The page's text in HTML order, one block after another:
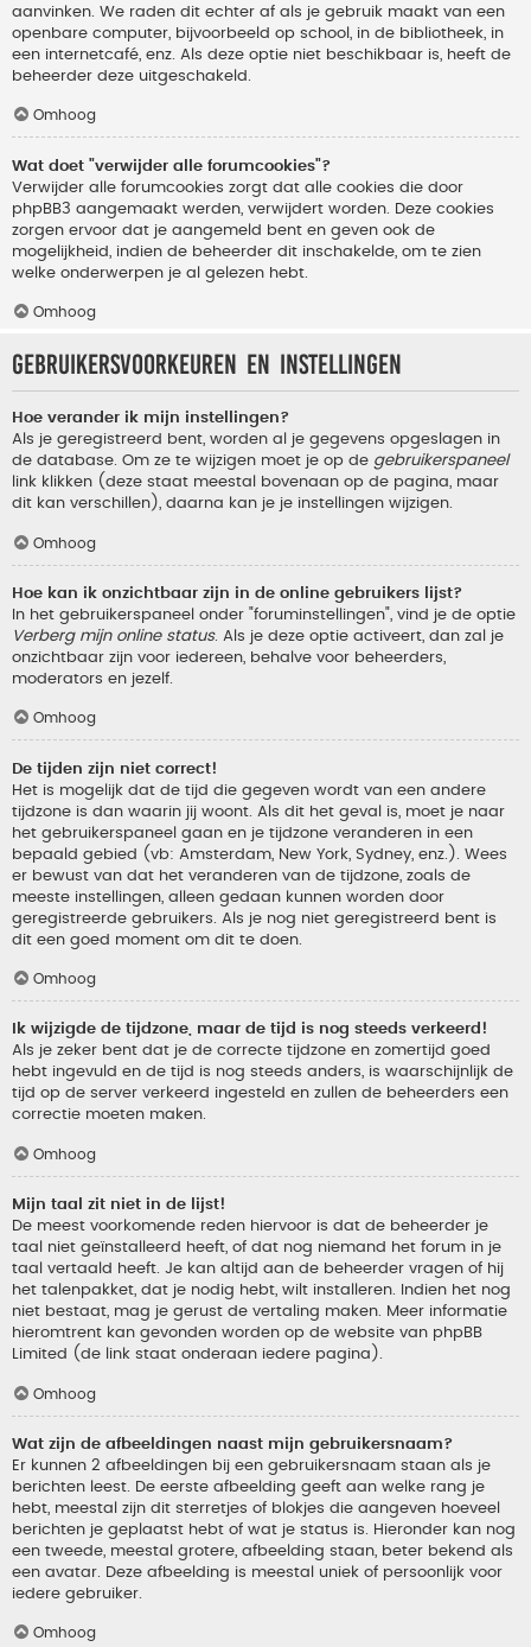
aanvinken. We raden dit echter af als je gebruik maakt van een
openbare computer, bijvoorbeeld op school, in de bibliotheek, in
een internetcafé, enz. Als deze optie niet beschikbaar is, heeft de
beheerder deze uitgeschakeld.
Omhoog
Wat doet "verwijder alle forumcookies"?
Verwijder alle forumcookies zorgt dat alle cookies die door
phpBB3 aangemaakt werden, verwijdert worden. Deze cookies
zorgen ervoor dat je aangemeld bent en geven ook de
mogelijkheid, indien de beheerder dit inschakelde, om te zien
welke onderwerpen je al gelezen hebt.
Omhoog
Gebruikersvoorkeuren en instellingen
Hoe verander ik mijn instellingen?
Als je geregistreerd bent, worden al je gegevens opgeslagen in
de database. Om ze te wijzigen moet je op de gebruikerspaneel
link klikken (deze staat meestal bovenaan op de pagina, maar
dit kan verschillen), daarna kan je je instellingen wijzigen.
Omhoog
Hoe kan ik onzichtbaar zijn in de online gebruikers lijst?
In het gebruikerspaneel onder "foruminstellingen", vind je de optie
Verberg mijn online status. Als je deze optie activeert, dan zal je
onzichtbaar zijn voor iedereen, behalve voor beheerders,
moderators en jezelf.
Omhoog
De tijden zijn niet correct!
Het is mogelijk dat de tijd die gegeven wordt van een andere
tijdzone is dan waarin jij woont. Als dit het geval is, moet je naar
het gebruikerspaneel gaan en je tijdzone veranderen in een
bepaald gebied (vb: Amsterdam, New York, Sydney, enz.). Wees
er bewust van dat het veranderen van de tijdzone, zoals de
meeste instellingen, alleen gedaan kunnen worden door
geregistreerde gebruikers. Als je nog niet geregistreerd bent is
dit een goed moment om dit te doen.
Omhoog
Ik wijzigde de tijdzone, maar de tijd is nog steeds verkeerd!
Als je zeker bent dat je de correcte tijdzone en zomertijd goed
hebt ingevuld en de tijd is nog steeds anders, is waarschijnlijk de
tijd op de server verkeerd ingesteld en zullen de beheerders een
correctie moeten maken.
Omhoog
Mijn taal zit niet in de lijst!
De meest voorkomende reden hiervoor is dat de beheerder je
taal niet geïnstalleerd heeft, of dat nog niemand het forum in je
taal vertaald heeft. Je kan altijd aan de beheerder vragen of hij
het talenpakket, dat je nodig hebt, wilt installeren. Indien het nog
niet bestaat, mag je gerust de vertaling maken. Meer informatie
hieromtrent kan gevonden worden op de website van phpBB
Limited (de link staat onderaan iedere pagina).
Omhoog
Wat zijn de afbeeldingen naast mijn gebruikersnaam?
Er kunnen 2 afbeeldingen bij een gebruikersnaam staan als je
berichten leest. De eerste afbeelding geeft aan welke rang je
hebt, meestal zijn dit sterretjes of blokjes die aangeven hoeveel
berichten je geplaatst hebt of wat je status is. Hieronder kan nog
een tweede, meestal grotere, afbeelding staan, beter bekend als
een avatar. Deze afbeelding is meestal uniek of persoonlijk voor
iedere gebruiker.
Omhoog